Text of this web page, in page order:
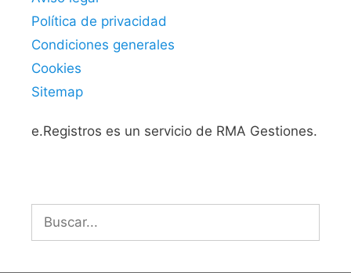
Política de privacidad
Condiciones generales
Cookies
Sitemap
e.Registros es un servicio de RMA Gestiones.